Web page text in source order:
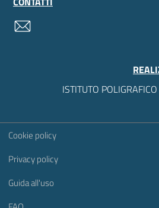
ISTITUTO
Sezione Link Utili
Cookie policy
Privacy policy
Guida all'uso